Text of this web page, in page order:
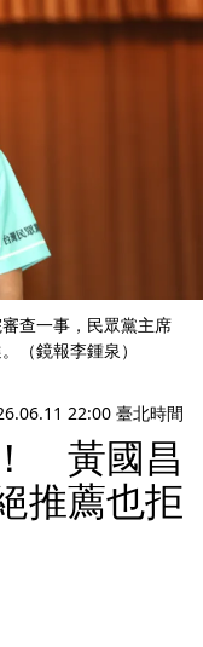
查一事，民眾黨主席
（鏡報李鍾泉）
22:00 臺北時間
黃國昌
推薦也拒